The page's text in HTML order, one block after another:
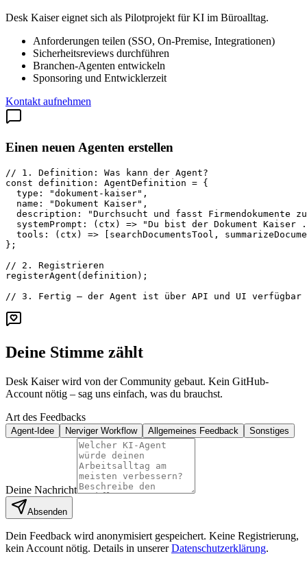
Desk Kaiser eignet sich als Pilotprojekt für KI im Büroalltag.
Anforderungen teilen (SSO, On-Premise, Integrationen)
Sicherheitsreviews durchführen
Branchen-Agenten entwickeln
Sponsoring und Entwicklerzeit
Kontakt aufnehmen
Einen neuen Agenten erstellen
// 1. Definition: Was kann der Agent?
const definition: AgentDefinition = {
  type: "dokument-kaiser",
  name: "Dokument Kaiser",
description: "Durchsucht und fasst Firmendokumente
systemPrompt: (ctx) => "Du bist der Dokument Kaiser
tools: (ctx) => [searchDocumentsTool,
};
// 2. Registrieren
registerAgent(definition);
// 3. Fertig – der Agent ist über API und UI verfügbar
Deine Stimme zählt
Desk Kaiser wird von der Community gebaut. Kein GitHub-
Account nötig – sag uns einfach, was du brauchst.
Art des Feedbacks
Agent-Idee Nerviger Workflow Allgemeines Feedback Sonstiges
Deine Nachricht
Absenden
Dein Feedback wird anonymisiert gespeichert. Keine Registrierung,
kein Account nötig. Details in unsererDatenschutzerklärung.